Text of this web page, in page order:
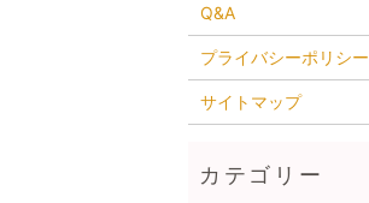
Q&A
プライバシーポリシー
サイトマップ